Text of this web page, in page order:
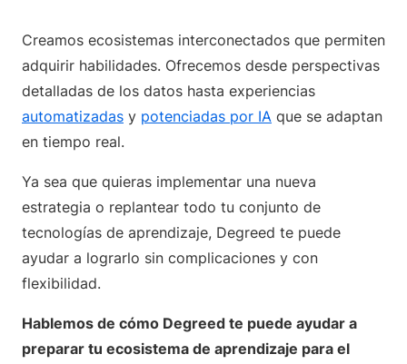
Creamos ecosistemas interconectados que permiten
adquirir habilidades. Ofrecemos desde perspectivas
detalladas de los datos hasta experiencias
automatizadas y potenciadas por IA que se adaptan
en tiempo real.
Ya sea que quieras implementar una nueva
estrategia o replantear todo tu conjunto de
tecnologías de aprendizaje, Degreed te puede
ayudar a lograrlo sin complicaciones y con
flexibilidad.
Hablemos de cómo Degreed te puede ayudar a
preparar tu ecosistema de aprendizaje para el